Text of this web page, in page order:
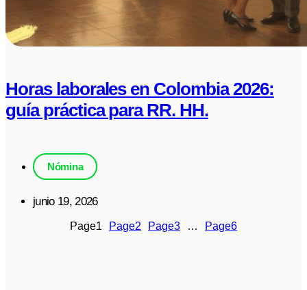
Horas laborales en Colombia 2026:
guía práctica para RR. HH.
Nómina
junio 19, 2026
Page1 Page2 Page3 … Page6